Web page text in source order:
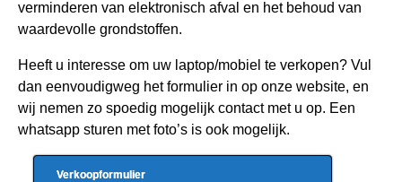
verminderen van elektronisch afval en het behoud van
waardevolle grondstoffen.
Heeft u interesse om uw laptop/mobiel te verkopen? Vul
dan eenvoudigweg het formulier in op onze website, en
wij nemen zo spoedig mogelijk contact met u op. Een
whatsapp sturen met foto’s is ook mogelijk.
Verkoopformulier